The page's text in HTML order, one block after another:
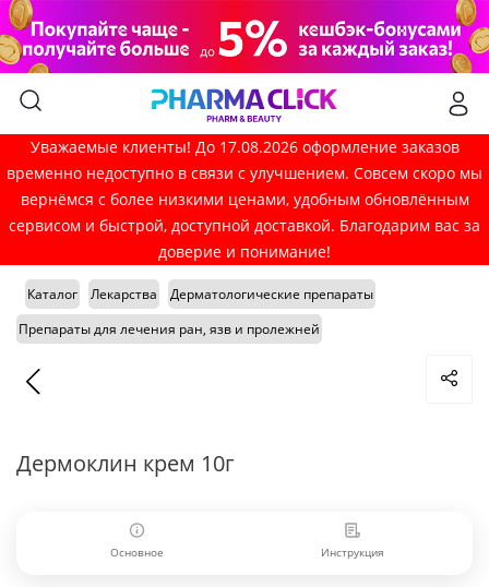
Уважаемые клиенты! До 17.08.2026 оформление заказов
временно недоступно в связи с улучшением. Совсем скоро мы
вернёмся с более низкими ценами, удобным обновлённым
сервисом и быстрой, доступной доставкой. Благодарим вас за
доверие и понимание!
Каталог Лекарства
Дерматологические препараты
Препараты для лечения ран, язв и пролежней
Дермоклин крем 10г
Основное Инструкция